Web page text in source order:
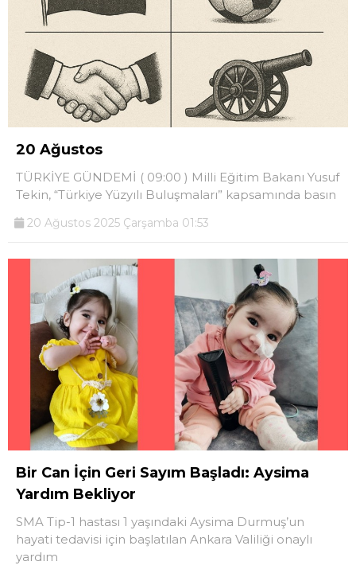
20 Ağustos
TÜRKİYE GÜNDEMİ ( 09:00 ) Milli Eğitim Bakanı Yusuf
Tekin, “Türkiye Yüzyılı Buluşmaları” kapsamında basın
20 Ağustos 2025 Çarşamba 01:53
Bir Can İçin Geri Sayım Başladı: Aysima
Yardım Bekliyor
SMA Tip-1 hastası 1 yaşındaki Aysima Durmuş’un
hayati tedavisi için başlatılan Ankara Valiliği onaylı
yardım